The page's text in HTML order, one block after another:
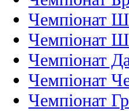
Чемпіонат
Чемпіонат
Чемпіонат
Чемпіонат
Чемпіонат